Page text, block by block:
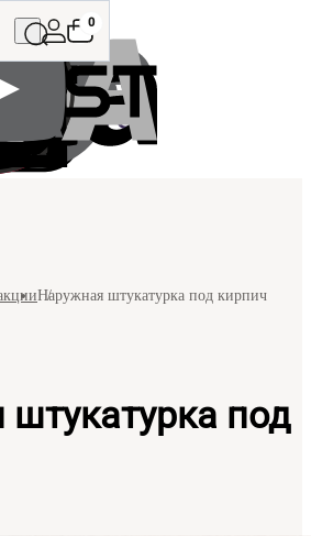
0
Наружная штукатурка под кирпич
под